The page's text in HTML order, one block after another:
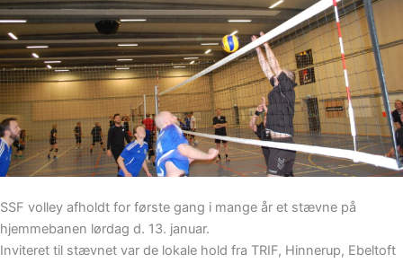
SSF volley afholdt for første gang i mange år et stævne på
hjemmebanen lørdag d. 13. januar.
Inviteret til stævnet var de lokale hold fra TRIF, Hinnerup, Ebeltoft